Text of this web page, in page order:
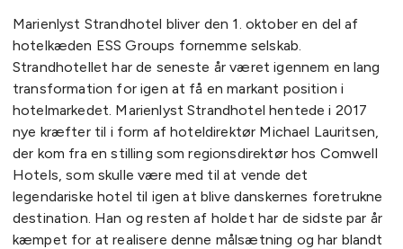
Marienlyst Strandhotel bliver den 1. oktober en del af
hotelkæden ESS Groups fornemme selskab.
Strandhotellet har de seneste år været igennem en lang
transformation for igen at få en markant position i
hotelmarkedet. Marienlyst Strandhotel hentede i 2017
nye kræfter til i form af hoteldirektør Michael Lauritsen,
der kom fra en stilling som regionsdirektør hos Comwell
Hotels, som skulle være med til at vende det
legendariske hotel til igen at blive danskernes foretrukne
destination. Han og resten af holdet har de sidste par år
kæmpet for at realisere denne målsætning og har blandt